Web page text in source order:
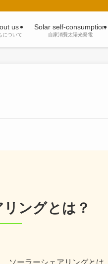
us
について
Solar self-consumption
自家消費太陽光発電
ングとは？